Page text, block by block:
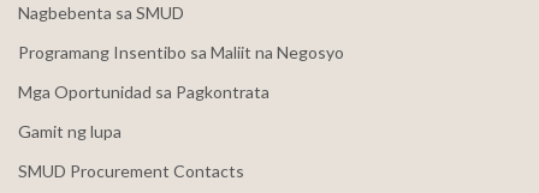
Nagbebenta sa SMUD
Programang Insentibo sa Maliit na Negosyo
Mga Oportunidad sa Pagkontrata
Gamit ng lupa
SMUD Procurement Contacts